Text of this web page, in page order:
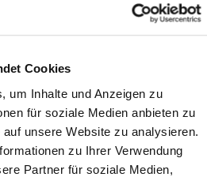
Cookies
um Inhalte und Anzeigen zu
für soziale Medien anbieten zu
unsere Website zu analysieren.
zu Ihrer Verwendung
Partner für soziale Medien,
Landrat wünschen allen
Weihnachtsfest und ein gutes